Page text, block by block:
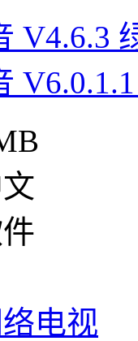
V4.6.3
电视